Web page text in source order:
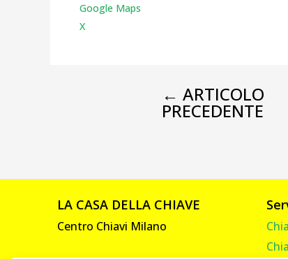
Google Maps
X
← ARTICOLO
PRECEDENTE
LA CASA DELLA CHIAVE
Centro Chiavi Milano